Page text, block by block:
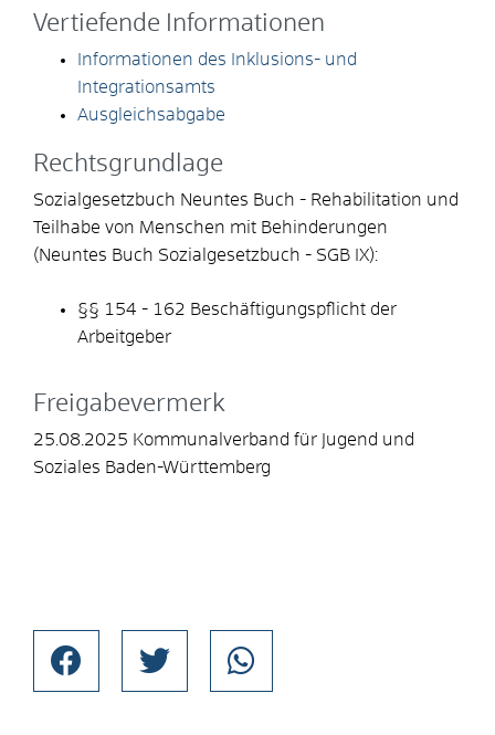
Vertiefende Informationen
nformationen des Inklusions- und
Integrationsamts
Ausgleichsabgabe
Rechtsgrundlage
Sozialgesetzbuch Neuntes Buch - Rehabilitation und
Teilhabe von Menschen mit Behinderungen
(Neuntes Buch Sozialgesetzbuch - SGB IX):
§§ 154 - 162 Beschäftigungspflicht der
Arbeitgeber
Freigabevermerk
25.08.2025 Kommunalverband für Jugend und
Soziales Baden-Württemberg